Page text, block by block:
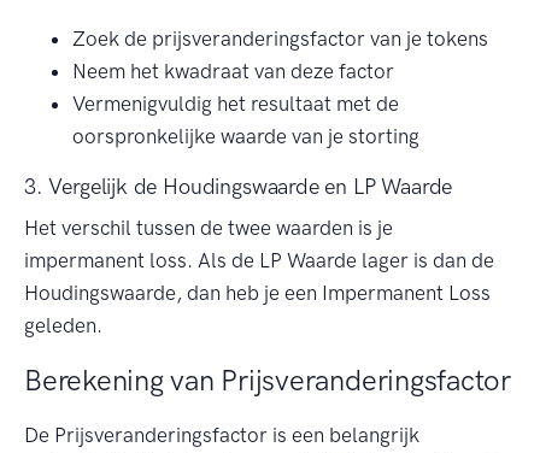
Zoek de prijsveranderingsfactor van je tokens
Neem het kwadraat van deze factor
Vermenigvuldig het resultaat met de
oorspronkelijke waarde van je storting
3. Vergelijk de Houdingswaarde en LP Waarde
Het verschil tussen de twee waarden is je
impermanent loss. Als de LP Waarde lager is dan de
Houdingswaarde, dan heb je een Impermanent Loss
geleden.
Berekening van Prijsveranderingsfactor
De Prijsveranderingsfactor is een belangrijk